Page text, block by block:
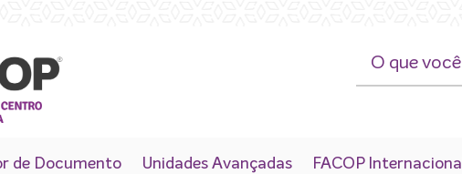
de Documento Unidades Avançadas FACOP Internacional